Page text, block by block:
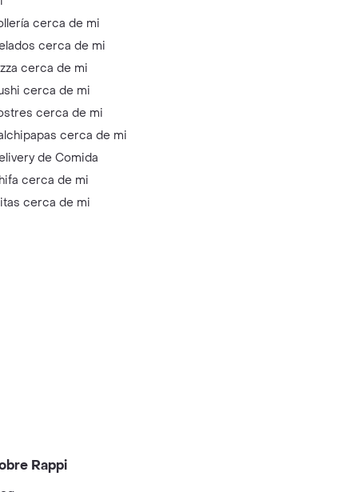
cerca de mi
cerca de mi
cerca de mi
cerca de mi
cerca de mi
cerca de mi
de Comida
cerca de mi
cerca de mi
Rappi